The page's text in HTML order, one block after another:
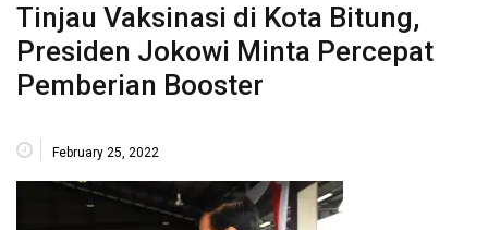
Tinjau Vaksinasi di Kota Bitung,
Presiden Jokowi Minta Percepat
Pemberian Booster
February 25, 2022